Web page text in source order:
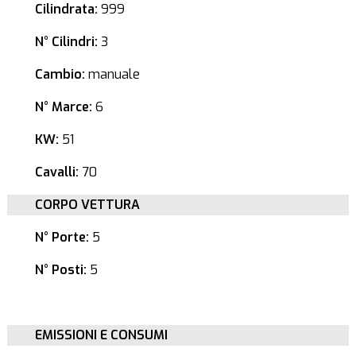
Cilindrata: 999
N° Cilindri: 3
Cambio: manuale
N° Marce: 6
KW: 51
Cavalli: 70
CORPO VETTURA
N° Porte: 5
N° Posti: 5
EMISSIONI E CONSUMI